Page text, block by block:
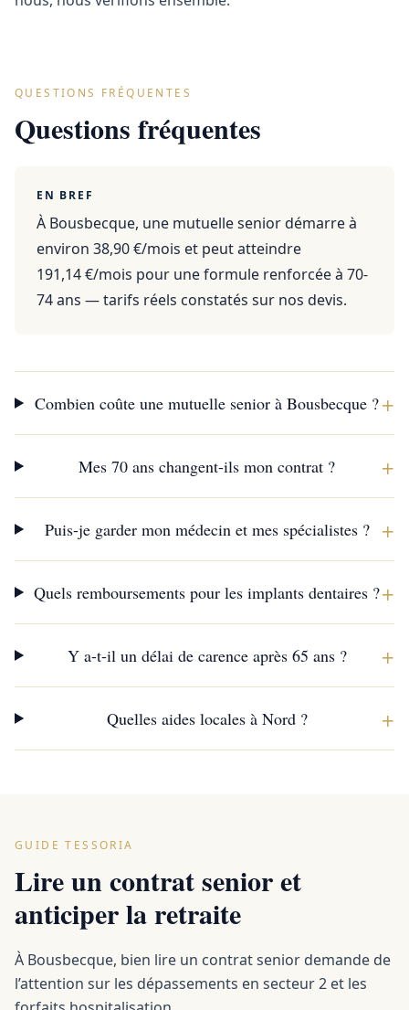
QUESTIONS FRÉQUENTES
Questions fréquentes
EN BREF
À Bousbecque, une mutuelle senior démarre à
environ 38,90 €/mois et peut atteindre
191,14 €/mois pour une formule renforcée à 70-
74 ans — tarifs réels constatés sur nos devis.
Combien coûte une mutuelle senior à Bousbecque ?+
Mes 70 ans changent-ils mon contrat ? +
Puis-je garder mon médecin et mes spécialistes ? +
Quels remboursements pour les implants dentaires ?+
Y a-t-il un délai de carence après 65 ans ? +
Quelles aides locales à Nord ? +
GUIDE TESSORIA
Lire un contrat senior et
anticiper la retraite
À Bousbecque, bien lire un contrat senior demande de
l’attention sur les dépassements en secteur 2 et les